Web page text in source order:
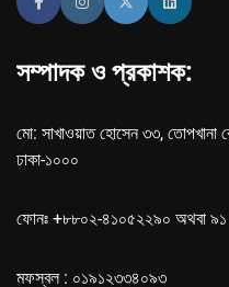
সম্পাদক ও প্রকাশক:
মো: সাখাওয়াত হোসেন ৩৩, তোপখানা
ঢাকা-১০০০
ফোনঃ +৮৮০২-৪১০৫২২৯০ অথবা ৯১
মফস্বল : ০১৯১২৩৩৪০৯৩